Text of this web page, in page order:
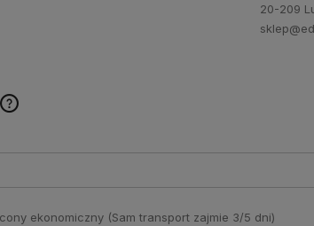
20-209
ekonomiczny (Sam transport zajmie 3/5 dni)